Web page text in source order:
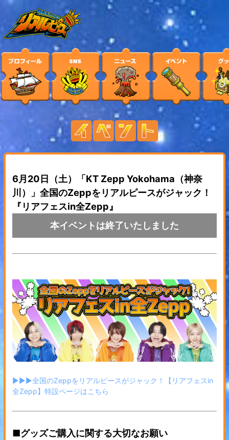
6月20日（土）「KT Zepp Yokohama（神奈
川）」全国のZeppをリアルピースがジャック！
『リアフェスin全Zepp』
本イベントは終了いたしました
▶▶▶全国のZeppをリアルピースがジャック！【リアフェスin
全Zepp】特設ページはこちら
■グッズご購入に関する大切なお願い